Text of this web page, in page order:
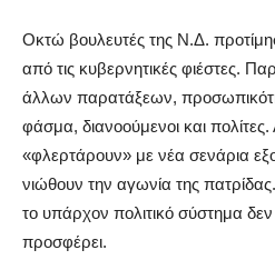
Οκτώ βουλευτές της Ν.Δ.
από τις κυβερνητικές φιέστες.
άλλων παρατάξεων,
φάσμα, διανοούμενοι και
«φλερτάρουν» με νέα σενάρια
νιώθουν την αγωνία της πατρίδας.
το υπάρχον πολιτικό σύστημα δεν
προσφέρει.